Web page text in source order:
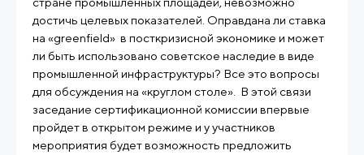
достичь целевых показателей. Оправдана ли ставка
на «greenfield» в посткризисной экономике и может
ли быть использовано советское наследие в виде
промышленной инфраструктуры? Все это вопросы
для обсуждения на «круглом столе». В этой связи
заседание сертификационной комиссии впервые
пройдет в открытом режиме и у участников
мероприятия будет возможность предложить